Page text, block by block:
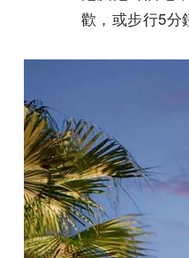
歡，或步行5分